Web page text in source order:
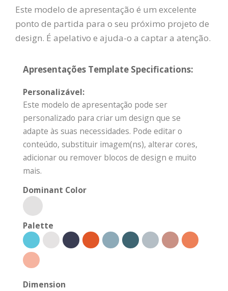
Este modelo de apresentação é um excelente
ponto de partida para o seu próximo projeto de
design. É apelativo e ajuda-o a captar a atenção.
Apresentações Template Specifications:
Personalizável:
Este modelo de apresentação pode ser
personalizado para criar um design que se
adapte às suas necessidades. Pode editar o
conteúdo, substituir imagem(ns), alterar cores,
adicionar ou remover blocos de design e muito
mais.
Dominant Color
Palette
Dimension